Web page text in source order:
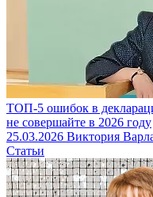
ТОП-5 ошибок в
не совершайте в 2026 году
25.03.2026 Виктория
Статьи